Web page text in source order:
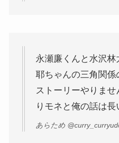
永瀬廉くんと水沢
耶ちゃんの三角関
ストーリーやりませ
りモネと俺の話は長
あらため